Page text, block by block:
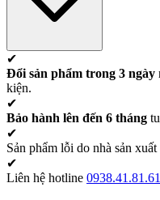
✔
Đổi sản phẩm trong 3 ngày
kiện.
✔
Bảo hành lên đến 6 tháng
✔
Sản phẩm lỗi do nhà sản
✔
Liên hệ hotline 0938.41.81.61